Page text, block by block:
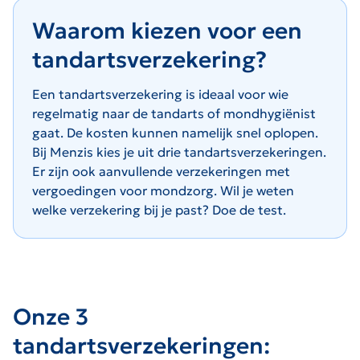
Waarom kiezen voor een
tandartsverzekering?
Een tandartsverzekering is ideaal voor wie
regelmatig naar de tandarts of mondhygiënist
gaat. De kosten kunnen namelijk snel oplopen.
Bij Menzis kies je uit drie tandartsverzekeringen.
Er zijn ook aanvullende verzekeringen met
vergoedingen voor mondzorg. Wil je weten
welke verzekering bij je past? Doe de test.
Onze 3
tandartsverzekeringen: